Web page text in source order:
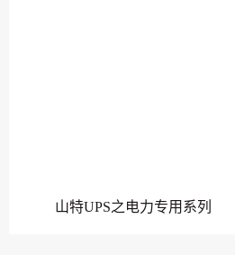
山特UPS之电力专用系列